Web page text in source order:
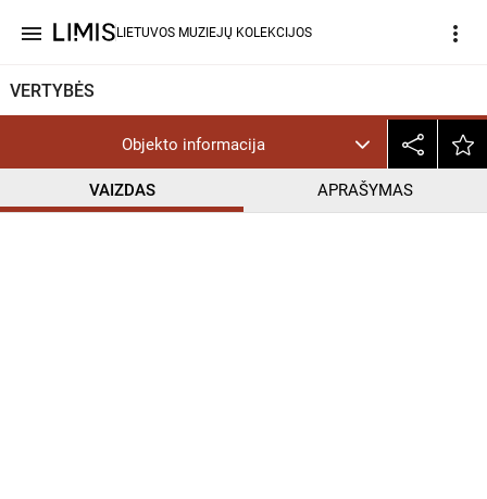
menu LIETUVOS MUZIEJŲ KOLEKCIJOS more_vert
VERTYBĖS
Objekto informacija
VAIZDAS APRAŠYMAS